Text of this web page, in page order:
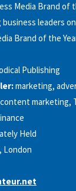
Media Brand of
business leaders
Brand of the
Publishing
marketing,
marketing,
Held
London